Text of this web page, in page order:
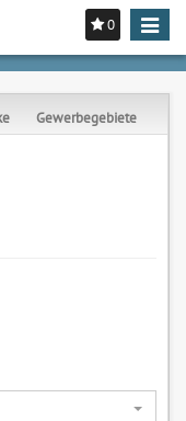
0
Toggle
Gewerbegebiete